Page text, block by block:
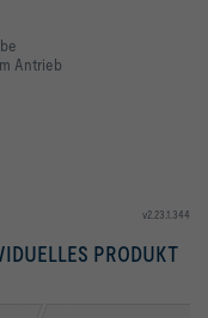
Antrieb
v2.23.1.344
PRODUKT